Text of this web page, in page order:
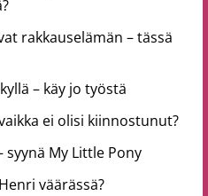
rakkauselämän – tässä
– käy jo työstä
ei olisi kiinnostunut?
syynä My Little Pony
väärässä?